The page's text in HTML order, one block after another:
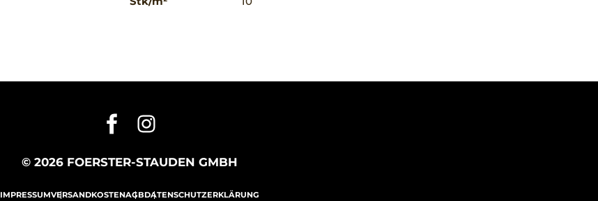
© 2026 FOERSTER-STAUDEN GMBH
IMPRESSUMVERSANDKOSTENAGBDATENSCHUTZERKLÄRUNG